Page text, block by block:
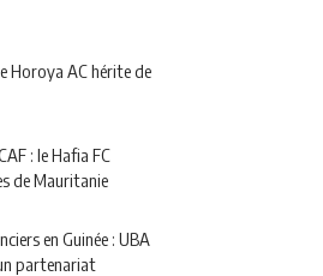
Horoya AC hérite de
: le Hafia FC
de Mauritanie
en Guinée : UBA
partenariat